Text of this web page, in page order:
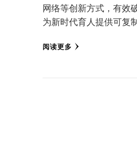
网络等创新方式，有效
为新时代育人提供可复
阅读更多